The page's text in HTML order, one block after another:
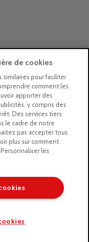
BEAUX ARTS
de cookies
similaires pour faciliter
comment les
apporter des
y compris des
Des services tiers
le cadre de notre
pas accepter tous
plus sur comment
les